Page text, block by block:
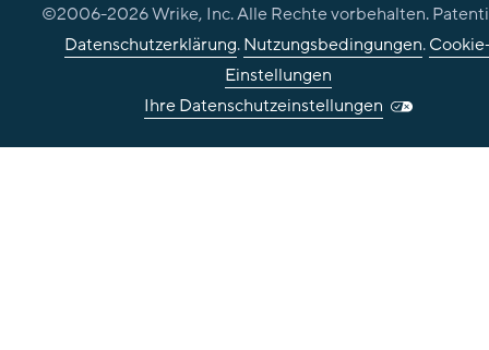
©2006-2026Wrike, Inc. Alle Rechte vorbehalten.
Datenschutzerklärung.Nutzungsbedingungen.
Einstellungen
Ihre Datenschutzeinstellungen